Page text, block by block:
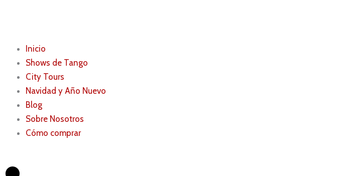
Inicio
Shows de Tango
City Tours
Navidad y Año Nuevo
Blog
Sobre Nosotros
Cómo comprar